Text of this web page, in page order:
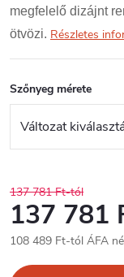
megfelelő dizájnt
ötvözi. Részletes
Szőnyeg mérete
137 781 Ft-tól
137 781
108 489 Ft-tól ÁFA